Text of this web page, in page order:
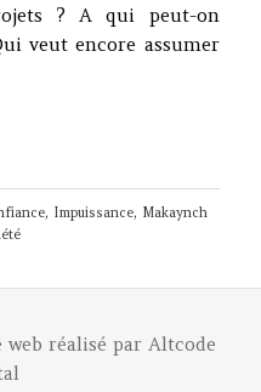
? A qui peut-on
veut encore assumer
– Kayn m3a men
, Impuissance, Makaynch
web réalisé par Altcode